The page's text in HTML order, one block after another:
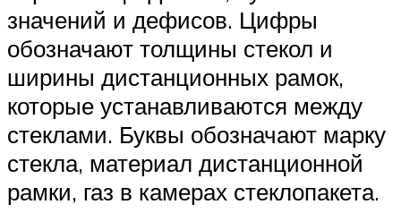
значений и дефисов. Цифры
обозначают толщины стекол и
ширины дистанционных рамок,
которые устанавливаются между
стеклами. Буквы обозначают марку
стекла, материал дистанционной
рамки, газ в камерах стеклопакета.